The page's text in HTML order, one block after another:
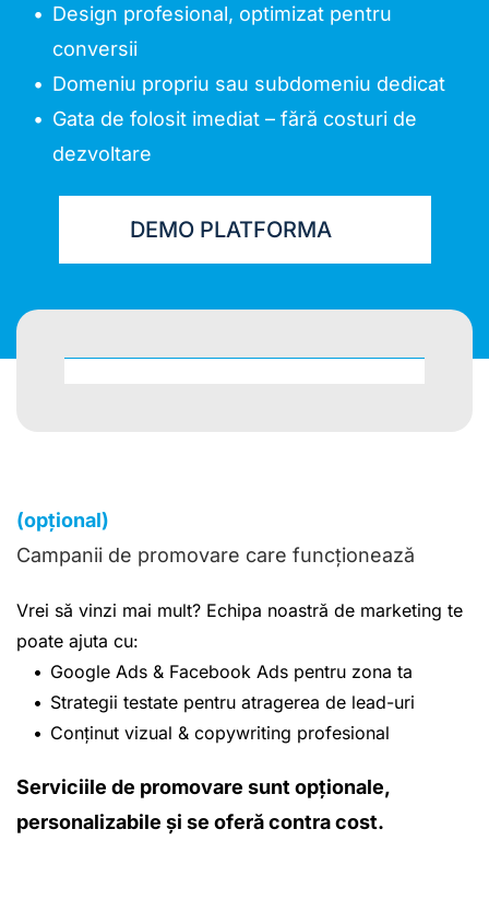
Design profesional, optimizat pentru
conversii
Domeniu propriu sau subdomeniu dedicat
Gata de folosit imediat – fără costuri de
dezvoltare
DEMO PLATFORMA
(opțional)
Campanii de promovare care funcționează
Vrei să vinzi mai mult? Echipa noastră de marketing te
poate ajuta cu:
Google Ads & Facebook Ads pentru zona ta
Strategii testate pentru atragerea de lead-uri
Conținut vizual & copywriting profesional
Serviciile de promovare sunt opționale,
personalizabile și se oferă contra cost.